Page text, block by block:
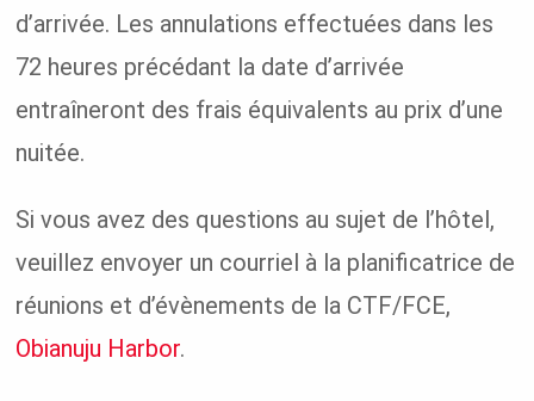
d’arrivée. Les annulations effectuées dans les
72 heures précédant la date d’arrivée
entraîneront des frais équivalents au prix d’une
nuitée.
Si vous avez des questions au sujet de l’hôtel,
veuillez envoyer un courriel à la planificatrice de
réunions et d’évènements de la CTF/FCE,
Obianuju Harbor.